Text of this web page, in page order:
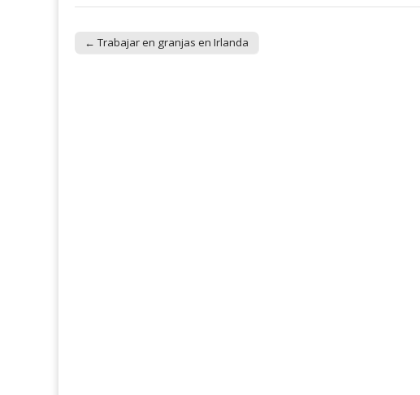
← Trabajar en granjas en Irlanda